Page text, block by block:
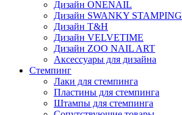
Дизайн ONENAIL
Дизайн SWANKY STAMPING
Дизайн T&H
Дизайн VELVETIME
Дизайн ZOO NAIL ART
Аксессуары для дизайна
Стемпинг
Лаки для стемпинга
Пластины для стемпинга
Штампы для стемпинга